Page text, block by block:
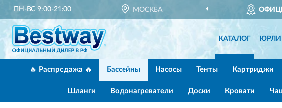
ПН-ВС 9:00-21:00 МОСКВА
КАТАЛОГ
🔥 Распродажа 🔥 Бассейны Насосы Тенты Картриджи
Шланги Водонагреватели Доски Кровати